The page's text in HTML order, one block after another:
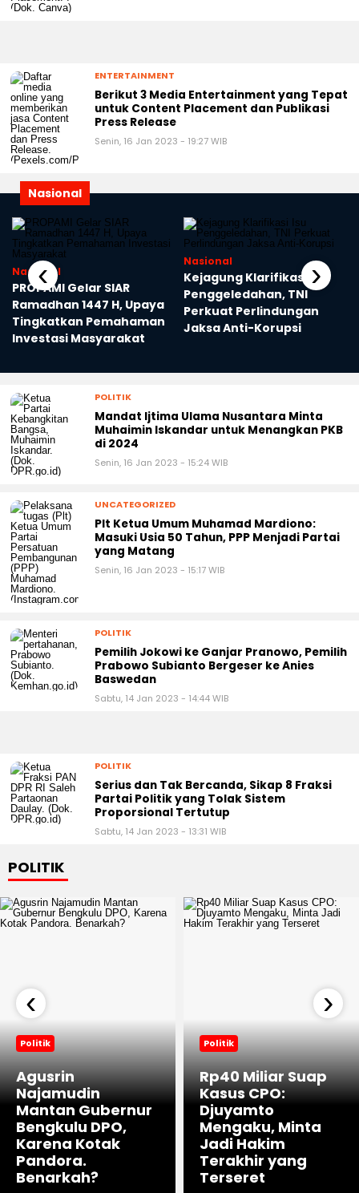
ENTERTAINMENT
Berikut 3 Media Entertainment yang Tepat
untuk Content Placement dan Publikasi
Press Release
Senin, 16 Jan 2023 - 19:27 WIB
Nasional
Nasional
PROPAMI Gelar SIAR
Ramadhan 1447 H, Upaya
Tingkatkan Pemahaman
Investasi Masyarakat
Nasional
Kejagung Klarifikasi Isu
Penggeledahan, TNI
Perkuat Perlindungan
Jaksa Anti-Korupsi
‹ ›
POLITIK
Mandat Ijtima Ulama Nusantara Minta
Muhaimin Iskandar untuk Menangkan PKB
di 2024
Senin, 16 Jan 2023 - 15:24 WIB
UNCATEGORIZED
Plt Ketua Umum Muhamad Mardiono:
Masuki Usia 50 Tahun, PPP Menjadi Partai
yang Matang
Senin, 16 Jan 2023 - 15:17 WIB
POLITIK
Pemilih Jokowi ke Ganjar Pranowo, Pemilih
Prabowo Subianto Bergeser ke Anies
Baswedan
Sabtu, 14 Jan 2023 - 14:44 WIB
POLITIK
Serius dan Tak Bercanda, Sikap 8 Fraksi
Partai Politik yang Tolak Sistem
Proporsional Tertutup
Sabtu, 14 Jan 2023 - 13:31 WIB
POLITIK
Politik
Agusrin
Najamudin
Mantan Gubernur
Bengkulu DPO,
Karena Kotak
Pandora.
Benarkah?
Politik
Rp40 Miliar Suap
Kasus CPO:
Djuyamto
Mengaku, Minta
Jadi Hakim
Terakhir yang
Terseret
‹ ›